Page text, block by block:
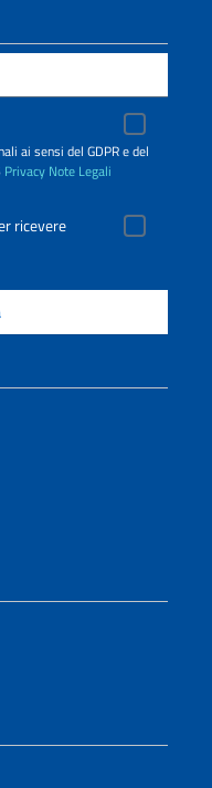
ai sensi del GDPR e del
Privacy Note Legali
ricevere